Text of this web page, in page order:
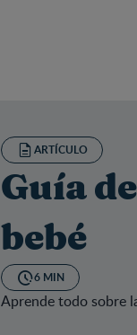
ARTÍCULO
Guía
bebé
6 MIN
Aprende todo sobre